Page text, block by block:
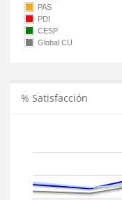
PAS
PDI
CESP
Global CU
% Satisfacción